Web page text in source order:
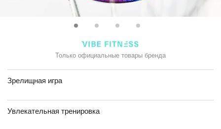
Только официальные товары бренда
Зрелищная игра
Увлекательная тренировка